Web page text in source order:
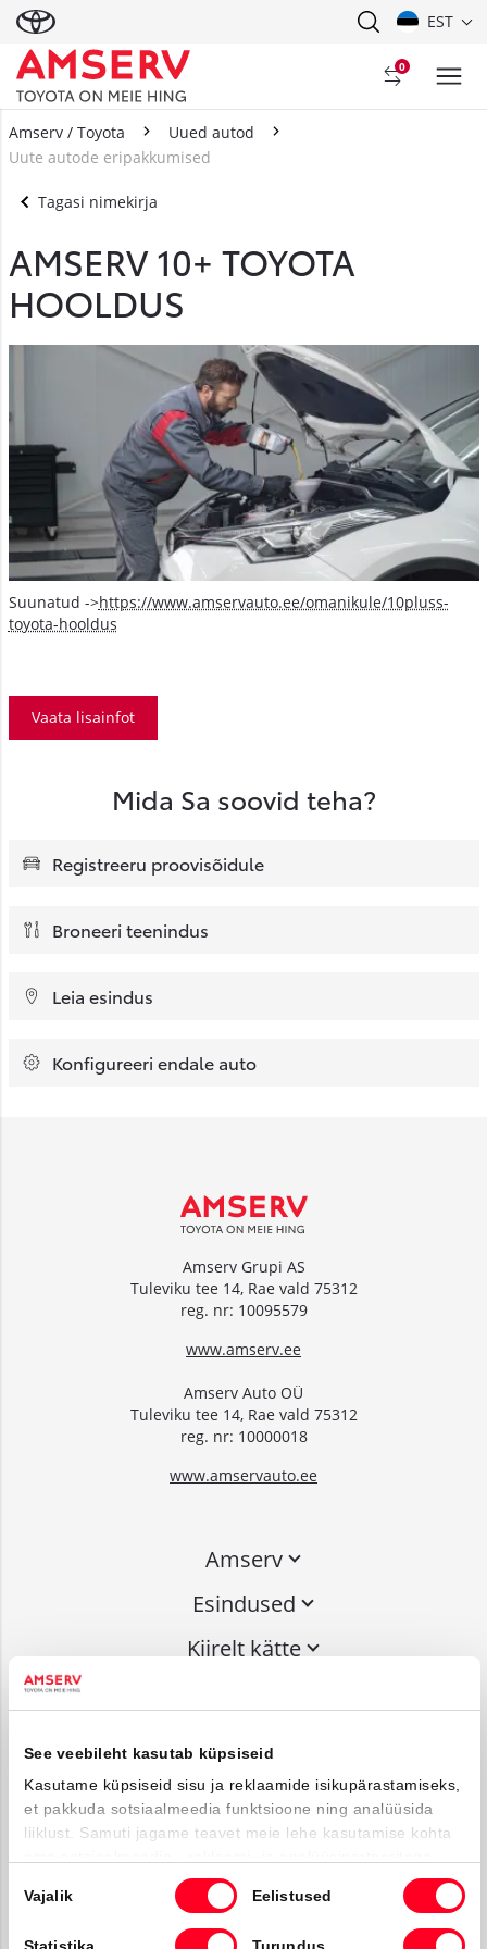
See veebileht kasutab küpsiseid
Kasutame küpsiseid sisu ja reklaamide isikupärastamiseks,
et pakkuda sotsiaalmeedia funktsioone ning analüüsida
liiklust. Samuti jagame teavet meie lehe kasutamise kohta
kes võivad seda kombineerida muu teabega, mille olete
neile esitanud või mida nad on kogunud kui olete nende
teenuseid kasutanud.
valik
Vajalik Eelistused
EST
0
Amserv / Toyota
Uued autod
Uute autode eripakkumised
Tagasi nimekirja
AMSERV 10+ TOYOTA
HOOLDUS
Suunatud ->https://www.amservauto.ee/omanikule/10pluss-
toyota-hooldus
Vaata lisainfot
Mida Sa soovid teha?
Registreeru proovisõidule
Broneeri teenindus
Leia esindus
Konfigureeri endale auto
Amserv Grupi AS
Tuleviku tee 14, Rae vald 75312
reg. nr: 10095579
www.amserv.ee
Amserv Auto OÜ
Tuleviku tee 14, Rae vald 75312
reg. nr: 10000018
www.amservauto.ee
Amserv
Esindused
Kiirelt kätte
Liitu uudiskirjaga
Võta ühendust
Teavita rikkumisest
Jälgi meid